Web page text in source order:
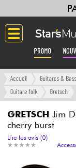
PROMO
Langue
Amplis & Effets
Accueil Guitares &
Guitare folk
Gretsch
GRETSCH Jim
cherry burst
★ ★ ★ ★ ★
★ ★ ★ ★ ★
Lire les avis (0)